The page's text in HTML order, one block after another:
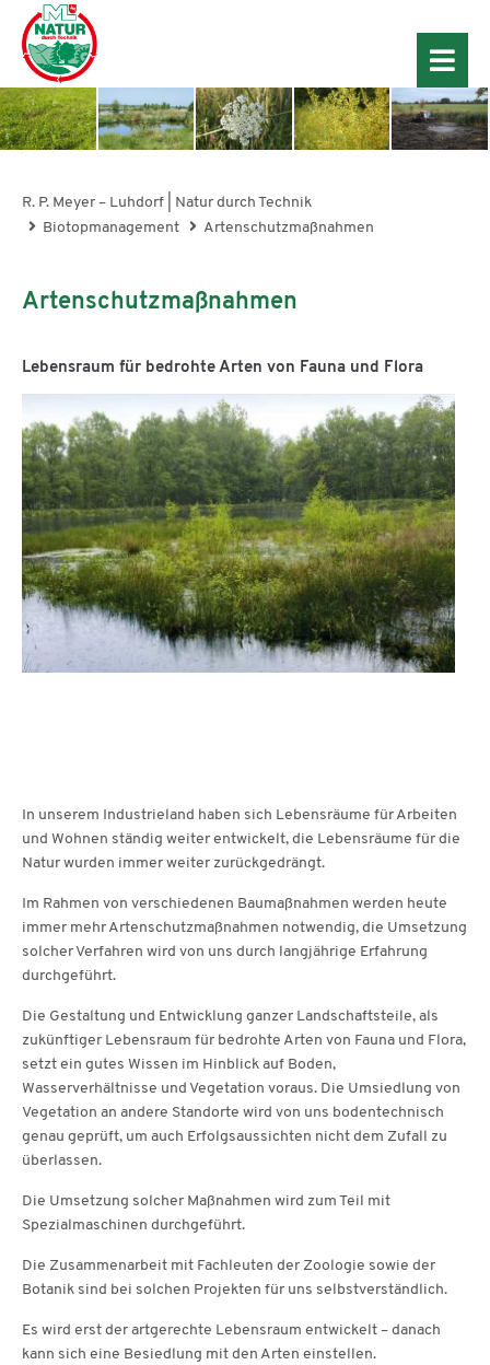
R. P. Meyer – Luhdorf | Natur durch Technik
Biotopmanagement
Artenschutzmaßnahmen
Artenschutzmaßnahmen
Lebensraum für bedrohte Arten von Fauna und Flora
In unserem Industrieland haben sich Lebensräume für Arbeiten
und Wohnen ständig weiter entwickelt, die Lebensräume für die
Natur wurden immer weiter zurückgedrängt.
Im Rahmen von verschiedenen Baumaßnahmen werden heute
immer mehr Artenschutzmaßnahmen notwendig, die Umsetzung
solcher Verfahren wird von uns durch langjährige Erfahrung
durchgeführt.
Die Gestaltung und Entwicklung ganzer Landschaftsteile, als
zukünftiger Lebensraum für bedrohte Arten von Fauna und Flora,
setzt ein gutes Wissen im Hinblick auf Boden,
Wasserverhältnisse und Vegetation voraus. Die Umsiedlung von
Vegetation an andere Standorte wird von uns bodentechnisch
genau geprüft, um auch Erfolgsaussichten nicht dem Zufall zu
überlassen.
Die Umsetzung solcher Maßnahmen wird zum Teil mit
Spezialmaschinen durchgeführt.
Die Zusammenarbeit mit Fachleuten der Zoologie sowie der
Botanik sind bei solchen Projekten für uns selbstverständlich.
Es wird erst der artgerechte Lebensraum entwickelt – danach
kann sich eine Besiedlung mit den Arten einstellen.